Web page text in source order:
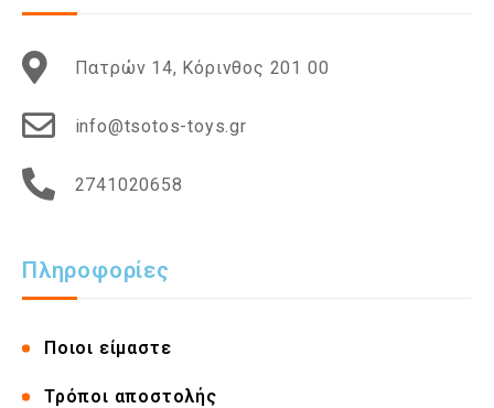
Πατρών 14, Κόρινθος 201 00
info@tsotos-toys.gr
2741020658
Πληροφορίες
Ποιοι είμαστε
Τρόποι αποστολής